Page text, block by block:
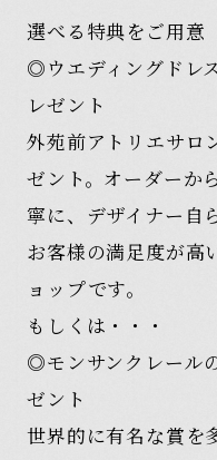
選べる特典をご用意
◎ウエディングドレ
レゼント
外苑前アトリエサロ
ゼント。オーダーか
寧に、デザイナー自
お客様の満足度が高
ョップです。
もしくは・・・
◎モンサンクレール
ゼント
世界的に有名な賞を